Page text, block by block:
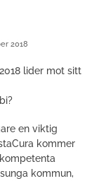
2018
lider mot sitt
en viktig
kommer
kommun,